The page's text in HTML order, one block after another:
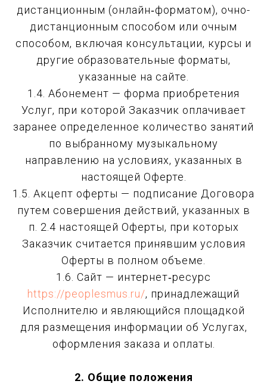
дистанционным (онлайн‑форматом), очно-
дистанционным способом или очным
способом, включая консультации, курсы и
другие образовательные форматы,
указанные на сайте.
1.4. Абонемент — форма приобретения
Услуг, при которой Заказчик оплачивает
заранее определенное количество занятий
по выбранному музыкальному
направлению на условиях, указанных в
настоящей Оферте.
1.5. Акцепт оферты — подписание Договора
путем совершения действий, указанных в
п. 2.4 настоящей Оферты, при которых
Заказчик считается принявшим условия
Оферты в полном объеме.
1.6. Сайт — интернет‑ресурс
https://peoplesmus.ru/, принадлежащий
Исполнителю и являющийся площадкой
для размещения информации об Услугах,
оформления заказа и оплаты.
2. Общие положения